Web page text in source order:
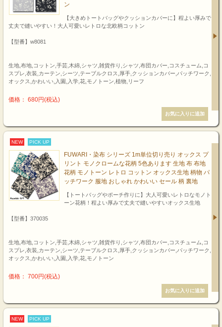
ン
【大きめトートバッグやクッションカバーに】程よい厚みで
丈夫で縫いやすい！大人可愛いレトロな北欧柄コットン
【型番】w8081
生地,布地,コットン,手芸,木綿,シャツ,雑貨作り,シャツ,布団カバー,コスチューム,コ
スプレ,衣装,カーテン,シーツ,テーブルクロス,厚手,クッションカバー,パッチワーク,
オックス,かわいい,入園,入学,花,モノトーン,植物,リーフ
価格： 680円(税込)
NEW PICK UP
FUWARI・染布 シリーズ 1m単位切り売り オックス プ
リント モノクロームな花柄 5色あります 生地 布 布地
花柄 モノトーン レトロ コットン オックス生地 柄物 パ
ッチワーク 服地 おしゃれ かわいい セール 柄 裏地
【トートバッグやポーチ作りに】大人可愛いレトロなモノト
ーン花柄！程よい厚みで丈夫で縫いやすいオックス生地
【型番】370035
生地,布地,コットン,手芸,木綿,シャツ,雑貨作り,シャツ,布団カバー,コスチューム,コ
スプレ,衣装,カーテン,シーツ,テーブルクロス,厚手,クッションカバー,パッチワーク,
オックス,かわいい,入園,入学,花,モノトーン
価格： 700円(税込)
NEW PICK UP